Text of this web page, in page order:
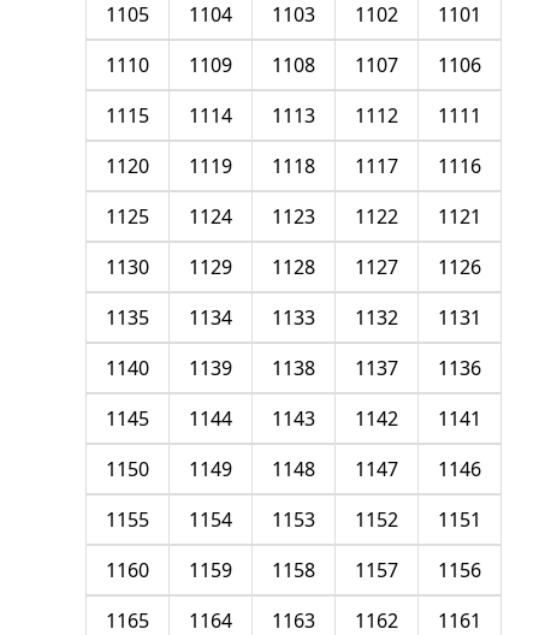
1101
1102
1103
1104
1105
1106
1107
1108
1109
1110
1111
1112
1113
1114
1115
1116
1117
1118
1119
1120
1121
1122
1123
1124
1125
1126
1127
1128
1129
1130
1131
1132
1133
1134
1135
1136
1137
1138
1139
1140
1141
1142
1143
1144
1145
1146
1147
1148
1149
1150
1151
1152
1153
1154
1155
1156
1157
1158
1159
1160
1161
1162
1163
1164
1165